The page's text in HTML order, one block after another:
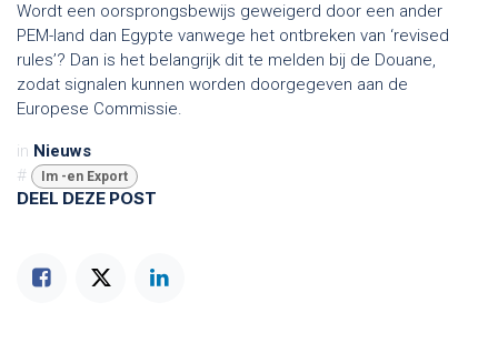
Wordt een oorsprongsbewijs geweigerd door een ander
PEM-land dan Egypte vanwege het ontbreken van ‘revised
rules’? Dan is het belangrijk dit te melden bij de Douane,
zodat signalen kunnen worden doorgegeven aan de
Europese Commissie.
in Nieuws
#
Im -en Export
DEEL DEZE POST